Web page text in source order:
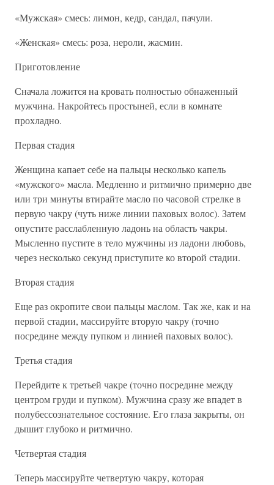
«Мужская» смесь: лимон, кедр, сандал, пачули.
«Женская» смесь: роза, нероли, жасмин.
Приготовление
Сначала ложится на кровать полностью обнаженный
мужчина. Накройтесь простыней, если в комнате
прохладно.
Первая стадия
Женщина капает себе на пальцы несколько капель
«мужского» масла. Медленно и ритмично примерно две
или три минуты втирайте масло по часовой стрелке в
первую чакру (чуть ниже линии паховых волос). Затем
опустите расслабленную ладонь на область чакры.
Мысленно пустите в тело мужчины из ладони любовь,
через несколько секунд приступите ко второй стадии.
Вторая стадия
Еще раз окропите свои пальцы маслом. Так же, как и на
первой стадии, массируйте вторую чакру (точно
посредине между пупком и линией паховых волос).
Третья стадия
Перейдите к третьей чакре (точно посредине между
центром груди и пупком). Мужчина сразу же впадет в
полубессознательное состояние. Его глаза закрыты, он
дышит глубоко и ритмично.
Четвертая стадия
Теперь массируйте четвертую чакру, которая